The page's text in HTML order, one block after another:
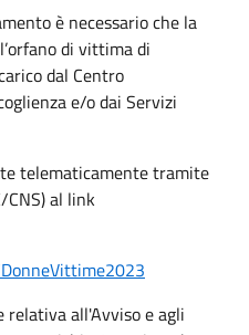
è necessario che la
di vittima di
dal Centro
e/o dai Servizi
telematicamente tramite
al link
all'Avviso e agli